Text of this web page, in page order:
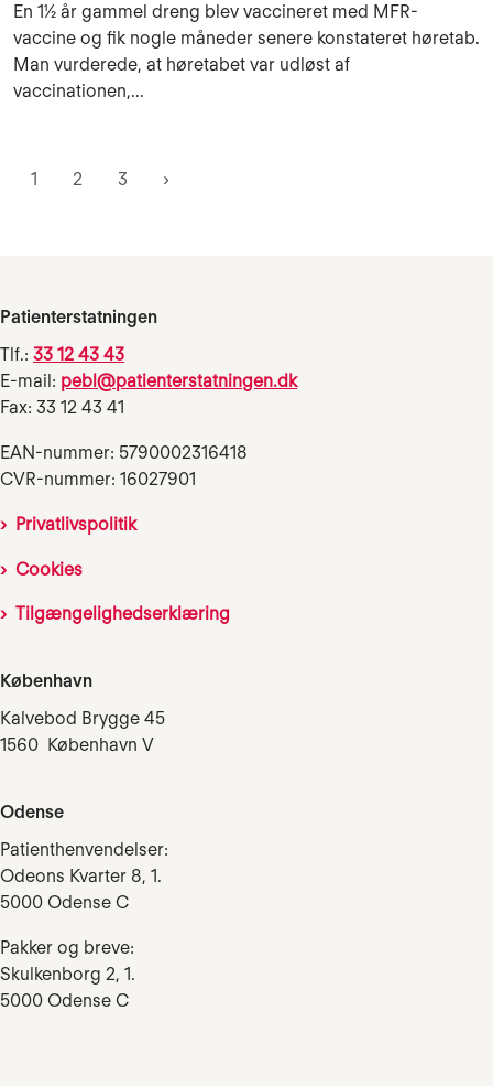
En 1½ år gammel dreng blev vaccineret med MFR-
vaccine og fik nogle måneder senere konstateret høretab.
Man vurderede, at høretabet var udløst af
vaccinationen,...
1 2 3
Patienterstatningen
Tlf.: 33 12 43 43
E-mail: pebl@patienterstatningen.dk
Fax: 33 12 43 41
EAN-nummer: 5790002316418
CVR-nummer: 16027901
Privatlivspolitik
Cookies
Tilgængelighedserklæring
København
Kalvebod Brygge 45
1560 København V
Odense
Patienthenvendelser:
Odeons Kvarter 8, 1.
5000 Odense C
Pakker og breve:
Skulkenborg 2, 1.
5000 Odense C